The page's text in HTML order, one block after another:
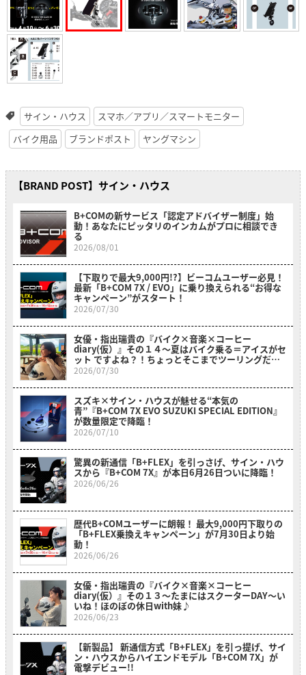
サイン・ハウス
スマホ／アプリ／スマートモニター
バイク用品
ブランドポスト ヤングマシン
【BRAND POST】サイン・ハウス
B+COMの新サービス「認定アドバイザー制度」始
動！あなたにピッタリのインカムがプロに相談でき
る
2026/08/01
【下取りで最大9,000円!?】ビーコムユーザー必見！
最新「B+COM 7X / EVO」に乗り換えられる“お得な
キャンペーン”がスタート！
2026/07/30
女優・指出瑞貴の『バイク×音楽×コーヒー
diary(仮）』その１４〜夏はバイク乗る＝アイスがセ
ット ですよね？！ちょっとそこまでツーリングだ
よ！～
2026/07/30
スズキ×サイン・ハウスが魅せる“本気の
青”『B+COM 7X EVO SUZUKI SPECIAL EDITION』
が数量限定で降臨！
2026/07/10
驚異の新通信「B+FLEX」を引っさげ、サイン・ハウ
スから『B+COM 7X』が本日6月26日ついに降臨！
2026/06/26
歴代B+COMユーザーに朗報！ 最大9,000円下取りの
「B+FLEX乗換えキャンペーン」が7月30日より始
動！
2026/06/26
女優・指出瑞貴の『バイク×音楽×コーヒー
diary(仮）』その１３〜たまにはスクーターDAY～い
いね！ほのぼの休日with妹♪
2026/06/23
【新製品】 新通信方式「B+FLEX」を引っ提げ、サイ
ン・ハウスからハイエンドモデル「B+COM 7X」が
電撃デビュー!!